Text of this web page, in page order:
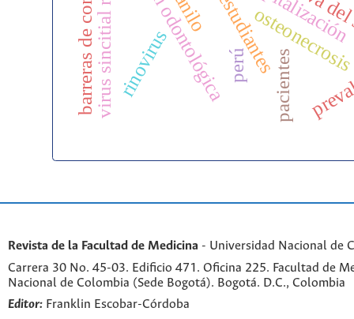
estudiantes
rinovirus pacientes
perú
Revista de la Facultad de Medicina - Universidad Nacional de
Carrera 30 No. 45-03. Edificio 471. Oficina 225. Facultad de
Nacional de Colombia (Sede Bogotá). Bogotá. D.C., Colombia
Editor: Franklin Escobar-Córdoba